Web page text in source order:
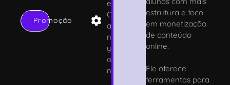
Promoção
e
C
a
n
y
o
n
estrutura e foco
em monetização
de conteúdo
online.
Ele oferece
ferramentas para